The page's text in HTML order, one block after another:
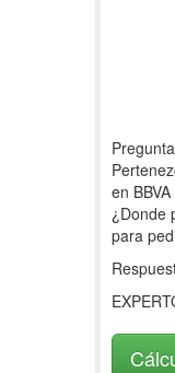
en
¿Donde
para